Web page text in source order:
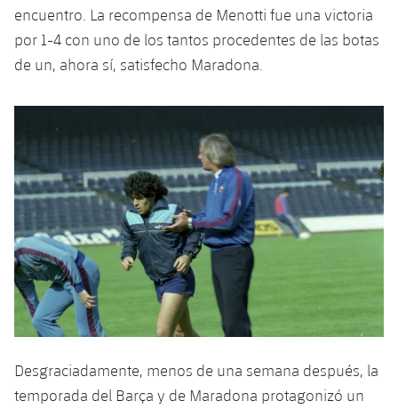
encuentro. La recompensa de Menotti fue una victoria
por 1-4 con uno de los tantos procedentes de las botas
de un, ahora sí, satisfecho Maradona.
Desgraciadamente, menos de una semana después, la
temporada del Barça y de Maradona protagonizó un